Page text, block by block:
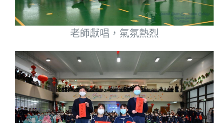
老師獻唱，氣氛熱烈